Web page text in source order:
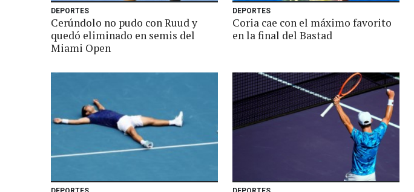
DEPORTES
Cerúndolo no pudo con Ruud y
quedó eliminado en semis del
Miami Open
DEPORTES
Coria cae con el máximo favorito
en la final del Bastad